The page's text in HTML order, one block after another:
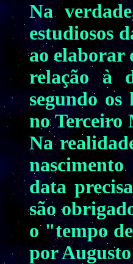
Na
estudiosos
ao elaborar
relação à
segundo os
no Terceiro
Na
data
são
o "tempo
por